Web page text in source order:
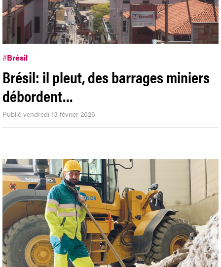
#Brésil
Brésil: il pleut, des barrages miniers
débordent…
Publié vendredi 13 février 2026